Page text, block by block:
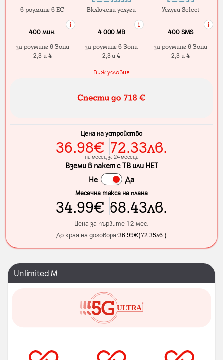
в роуминг в ЕС
Включени услуги Услуги Select
400 мин.
за роуминг в Зони
2,3 и 4
4 000 МB
за роуминг в Зони
2,3 и 4
400 SMS
за роуминг в Зони
2,3 и 4
Виж условия
Цена на устройство
36.98€ 72.33лв.
на месец за 24 месеца
Вземи в пакет с ТВ или НЕТ
Не
Да
Месечна такса на плана
34.99€ 68.43лв.
Цена за първите 12 мес.
До края на договора:36.99€(72.35лв. )
Unlimited M